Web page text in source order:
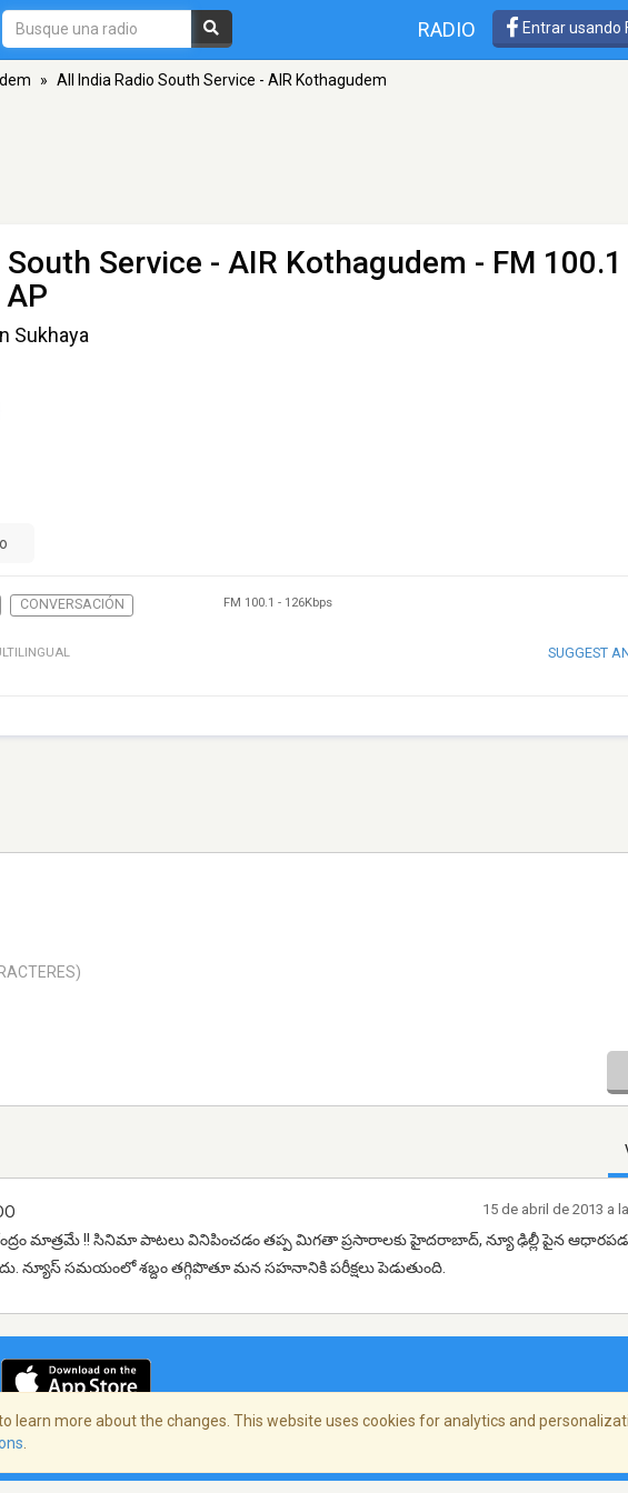
RADIO Entrar usando
» All India Radio South Service - AIR Kothagudem
Service - AIR Kothagudem - FM 100.1
Sukhaya
CONVERSACIÓN FM 100.1 - 126Kbps
SUGGEST
మాత్రమే !! సినిమా పాటలు వినిపించడం తప్ప మిగతా ప్రసారాలకు హైదరాబాద్, న్యూ ఢిల్లీ పైన
న్యూస్ సమయంలో శబ్దం తగ్గిపొతూ మన సహనానికి పరీక్షలు పెడుతుంది.
15 de abril de 2013 a
/Política de privacidad
learn more about the changes. This website uses cookies for analytics and